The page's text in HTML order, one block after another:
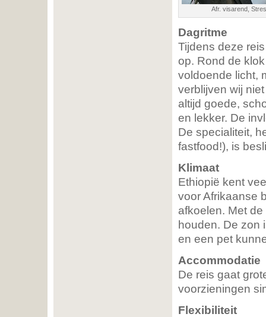
Afr. visarend,
Dagritme
Tijdens deze
op. Rond de
voldoende licht,
verblijven wij
altijd goede,
en lekker. De
De specialiteit,
fastfood!), is
Klimaat
Ethiopië kent
voor Afrikaanse
afkoelen. Met
houden. De zon
en een pet
Accommodatie
De reis gaat
voorzieningen
Flexibiliteit